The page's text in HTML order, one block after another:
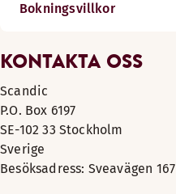
Bokningsvillkor
KONTAKTA OSS
Scandic
P.O. Box 6197
SE-102 33 Stockholm
Sverige
Besöksadress: Sveavägen 167